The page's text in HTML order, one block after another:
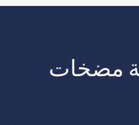
مضخات